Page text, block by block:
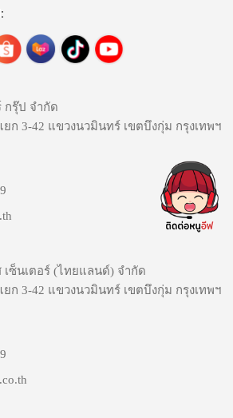
กรุ๊ป จำกัด
ก 3-42 แขวงนวมินทร์ เขตบึงกุ่ม กรุงเทพฯ
เซ็นเตอร์ (ไทยแลนด์) จำกัด
ก 3-42 แขวงนวมินทร์ เขตบึงกุ่ม กรุงเทพฯ